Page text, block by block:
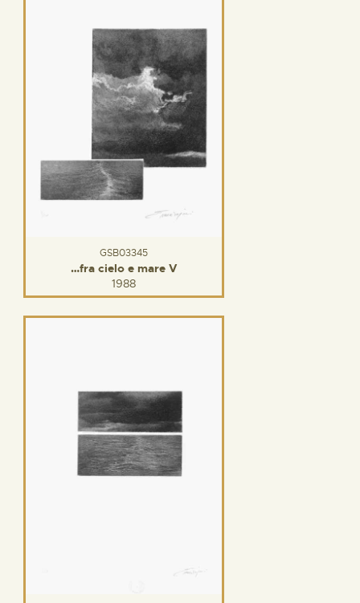
GSB03345
…fra cielo e mare V
1988